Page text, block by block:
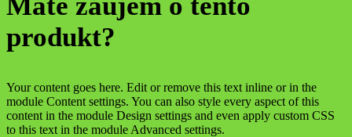
produkt?
Your content goes here. Edit or remove this text inline or in the
module Content settings. You can also style every aspect of this
content in the module Design settings and even apply custom CSS
to this text in the module Advanced settings.